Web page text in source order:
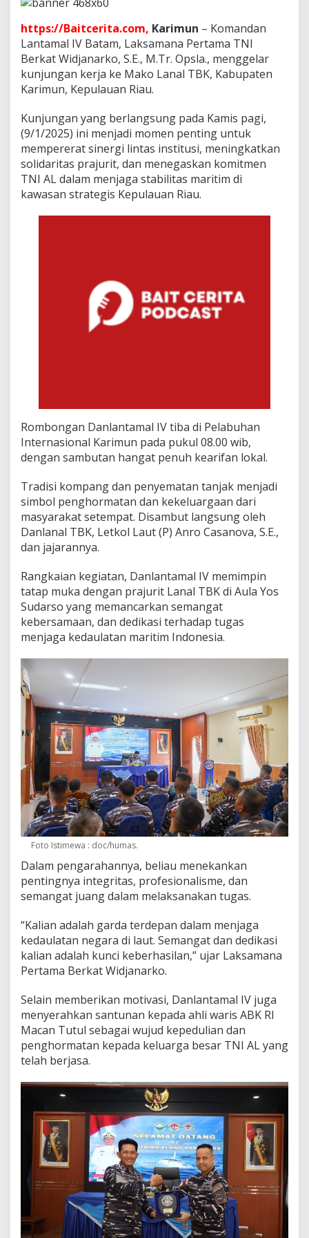
P
e
n
e
k
a
d
a
n
M
o
t
i
r
a
j
l
T
B
K
https://Baitcerita.com, Karimun – Komandan
Lantamal IV Batam, Laksamana Pertama TNI
Berkat Widjanarko, S.E., M.Tr. Opsla., menggelar
kunjungan kerja ke Mako Lanal TBK, Kabupaten
Karimun, Kepulauan Riau.
Kunjungan yang berlangsung pada Kamis pagi,
(9/1/2025) ini menjadi momen penting untuk
mempererat sinergi lintas institusi, meningkatkan
solidaritas prajurit, dan menegaskan komitmen
TNI AL dalam menjaga stabilitas maritim di
kawasan strategis Kepulauan Riau.
Rombongan Danlantamal IV tiba di Pelabuhan
Internasional Karimun pada pukul 08.00 wib,
dengan sambutan hangat penuh kearifan lokal.
Tradisi kompang dan penyematan tanjak menjadi
simbol penghormatan dan kekeluargaan dari
masyarakat setempat. Disambut langsung oleh
Danlanal TBK, Letkol Laut (P) Anro Casanova, S.E.,
dan jajarannya.
Rangkaian kegiatan, Danlantamal IV memimpin
tatap muka dengan prajurit Lanal TBK di Aula Yos
Sudarso yang memancarkan semangat
kebersamaan, dan dedikasi terhadap tugas
menjaga kedaulatan maritim Indonesia.
Foto Istimewa : doc/humas.
Dalam pengarahannya, beliau menekankan
pentingnya integritas, profesionalisme, dan
semangat juang dalam melaksanakan tugas.
“Kalian adalah garda terdepan dalam menjaga
kedaulatan negara di laut. Semangat dan dedikasi
kalian adalah kunci keberhasilan,” ujar Laksamana
Pertama Berkat Widjanarko.
Selain memberikan motivasi, Danlantamal IV juga
menyerahkan santunan kepada ahli waris ABK RI
Macan Tutul sebagai wujud kepedulian dan
penghormatan kepada keluarga besar TNI AL yang
telah berjasa.